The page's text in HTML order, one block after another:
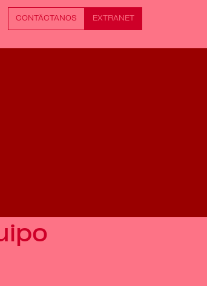
CONTÁCTANOS EXTRANET